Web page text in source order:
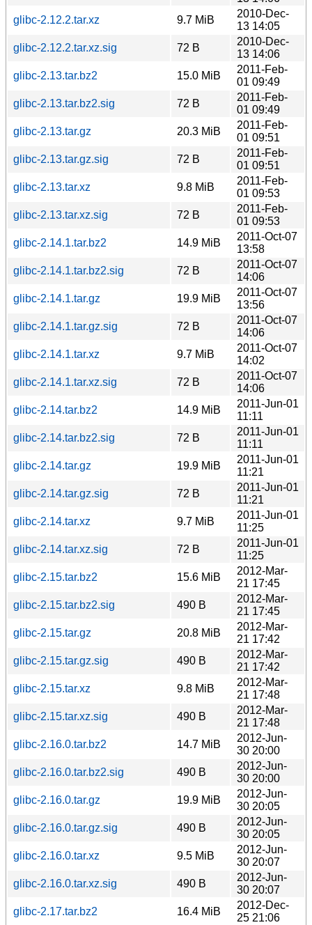
glibc-2.12.2.tar.xz
9.7 MiB
2010-Dec-
13 14:05
glibc-2.12.2.tar.xz.sig
72 B
2010-Dec-
13 14:06
glibc-2.13.tar.bz2
15.0 MiB
2011-Feb-
01 09:49
glibc-2.13.tar.bz2.sig
72 B
2011-Feb-
01 09:49
glibc-2.13.tar.gz
20.3 MiB
2011-Feb-
01 09:51
glibc-2.13.tar.gz.sig
72 B
2011-Feb-
01 09:51
glibc-2.13.tar.xz
9.8 MiB
2011-Feb-
01 09:53
glibc-2.13.tar.xz.sig
72 B
2011-Feb-
01 09:53
glibc-2.14.1.tar.bz2
14.9 MiB
2011-Oct-07
13:58
glibc-2.14.1.tar.bz2.sig
72 B
2011-Oct-07
14:06
glibc-2.14.1.tar.gz
19.9 MiB
2011-Oct-07
13:56
glibc-2.14.1.tar.gz.sig
72 B
2011-Oct-07
14:06
glibc-2.14.1.tar.xz
9.7 MiB
2011-Oct-07
14:02
glibc-2.14.1.tar.xz.sig
72 B
2011-Oct-07
14:06
glibc-2.14.tar.bz2
14.9 MiB
2011-Jun-01
11:11
glibc-2.14.tar.bz2.sig
72 B
2011-Jun-01
11:11
glibc-2.14.tar.gz
19.9 MiB
2011-Jun-01
11:21
glibc-2.14.tar.gz.sig
72 B
2011-Jun-01
11:21
glibc-2.14.tar.xz
9.7 MiB
2011-Jun-01
11:25
glibc-2.14.tar.xz.sig
72 B
2011-Jun-01
11:25
glibc-2.15.tar.bz2
15.6 MiB
2012-Mar-
21 17:45
glibc-2.15.tar.bz2.sig
490 B
2012-Mar-
21 17:45
glibc-2.15.tar.gz
20.8 MiB
2012-Mar-
21 17:42
glibc-2.15.tar.gz.sig
490 B
2012-Mar-
21 17:42
glibc-2.15.tar.xz
9.8 MiB
2012-Mar-
21 17:48
glibc-2.15.tar.xz.sig
490 B
2012-Mar-
21 17:48
glibc-2.16.0.tar.bz2
14.7 MiB
2012-Jun-
30 20:00
glibc-2.16.0.tar.bz2.sig
490 B
2012-Jun-
30 20:00
glibc-2.16.0.tar.gz
19.9 MiB
2012-Jun-
30 20:05
glibc-2.16.0.tar.gz.sig
490 B
2012-Jun-
30 20:05
glibc-2.16.0.tar.xz
9.5 MiB
2012-Jun-
30 20:07
glibc-2.16.0.tar.xz.sig
490 B
2012-Jun-
30 20:07
glibc-2.17.tar.bz2
16.4 MiB
2012-Dec-
25 21:06